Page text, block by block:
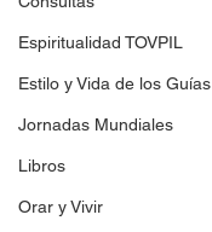
Espiritualidad TOVPIL
Estilo y Vida de los Guías
Jornadas Mundiales
Libros
Orar y Vivir